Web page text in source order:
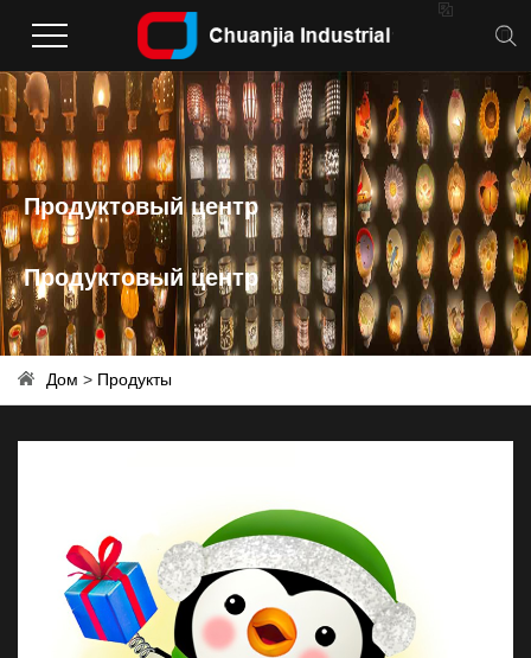

Продуктовый центр
Продуктовый центр
Дом > Продукты